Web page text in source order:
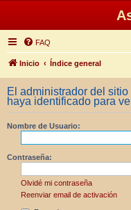
FAQ
Inicio Índice general
El administrador del
haya identificado para
Nombre de Usuario:
Contraseña:
Olvidé mi contraseña
Reenviar email de activación